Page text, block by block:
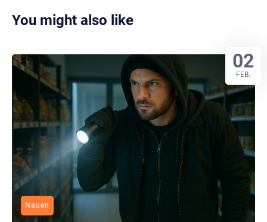
You might also like
Nauen
02
FEB.